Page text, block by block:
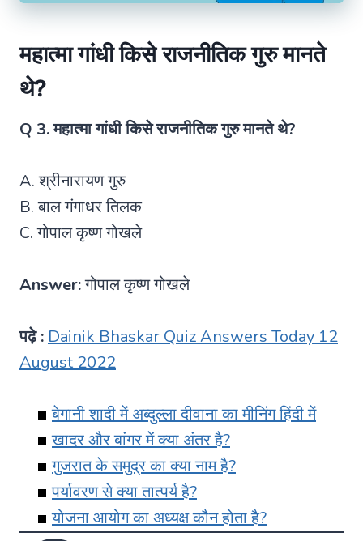
महात्मा गांधी किसे राजनीतिक गुरु मानते
थे?
Q 3. महात्मा गांधी किसे राजनीतिक गुरु मानते थे?
A. श्रीनारायण गुरु
B. बाल गंगाधर तिलक
C. गोपाल कृष्ण गोखले
Answer:गोपाल कृष्ण गोखले
पढ़े : Dainik Bhaskar Quiz Answers Today 12
August 2022
बेगानी शादी में अब्दुल्ला दीवाना का मीनिंग हिंदी में
खादर और बांगर में क्या अंतर है?
गुजरात के समुद्र का क्या नाम है?
पर्यावरण से क्या तात्पर्य है?
योजना आयोग का अध्यक्ष कौन होता है?